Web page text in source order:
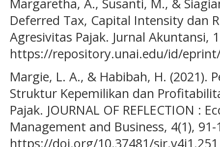
Margaretha, A., Susanti, M., &
Deferred Tax, Capital Intensity dan
Agresivitas Pajak. Jurnal Akuntansi,
https://repository.unai.edu/id/
Margie, L. A., & Habibah, H. (2021).
Struktur Kepemilikan dan
Pajak. JOURNAL OF REFLECTION :
Management and Business, 4(1), 91-
https://doi.org/10.37481/sjr.v4i1.251